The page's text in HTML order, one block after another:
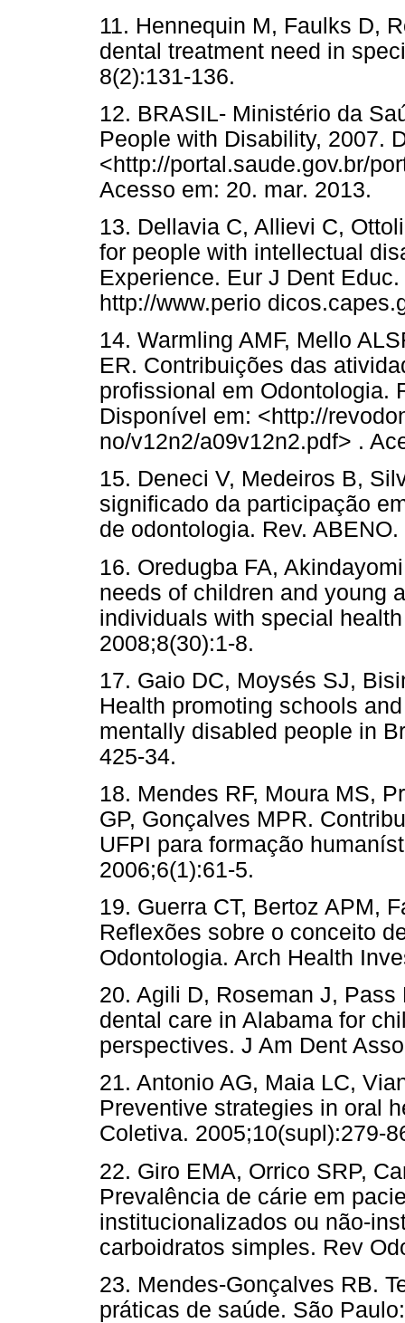
11. Hennequin M, Faulks D,
dental treatment need in
8(2):131-136.
12. BRASIL- Ministério da
People with Disability, 2007.
<http://portal.saude.gov.br/
Acesso em: 20. mar. 2013.
13. Dellavia C, Allievi C,
for people with intellectual
Experience. Eur J Dent
http://www.perio
14. Warmling AMF, Mello
ER. Contribuições das
profissional em Odontologia.
Disponível em: <http://
no/v12n2/a09v12n2.pdf> .
15. Deneci V, Medeiros B,
significado da participação
de odontologia. Rev.
16. Oredugba FA,
needs of children and young
individuals with special
2008;8(30):1-8.
17. Gaio DC, Moysés SJ,
Health promoting schools
mentally disabled people in
425-34.
18. Mendes RF, Moura MS,
GP, Gonçalves MPR.
UFPI para formação
2006;6(1):61-5.
19. Guerra CT, Bertoz APM,
Reflexões sobre o conceito
Odontologia. Arch Health
20. Agili D, Roseman J,
dental care in Alabama for
perspectives. J Am Dent
21. Antonio AG, Maia LC,
Preventive strategies in oral
Coletiva. 2005;10(supl):279-
22. Giro EMA, Orrico SRP,
Prevalência de cárie em
institucionalizados ou não-
carboidratos simples. Rev
23. Mendes-Gonçalves RB.
práticas de saúde. São